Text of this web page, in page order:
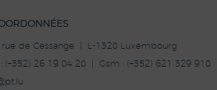
rue de Cessange | L-1320 Luxembourg
: (+352) 26 19 04 20 | Gsm : (+352) 621 329 910
t.lu